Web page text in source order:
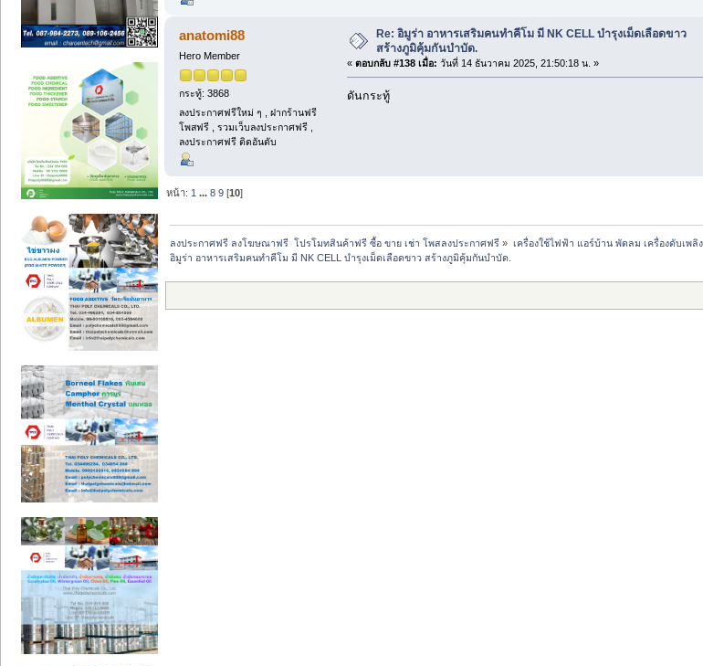
anatomi88
Hero Member
กระทู้: 3868
ลงประกาศฟรีใหม่ ๆ , ฝากร้านฟรี
โพสฟรี , รวมเว็บลงประกาศฟรี ,
ลงประกาศฟรี ติดอันดับ
Re: อิมูร่า อาหารเสริมคนทำคีโม มี NK CELL บำรุงเม็ดเลือดขาว
สร้างภูมิคุ้มกันบำบัด.
« ตอบกลับ #138 เมื่อ: วันที่ 14 ธันวาคม 2025, 21:50:18 น. »
ดันกระทู้
หน้า: 1 ...8 9 [10]
ลงประกาศฟรี ลงโฆษณาฟรี  โปรโมทสินค้าฟรี ซื้อ ขาย เช่า โพสลงประกาศฟรี » เครื่องใช้ไฟฟ้า แอร์บ้าน พัดลม เครื่องดับเพลิ
อิมูร่า อาหารเสริมคนทำคีโม มี NK CELL บำรุงเม็ดเลือดขาว สร้างภูมิคุ้มกันบำบัด.